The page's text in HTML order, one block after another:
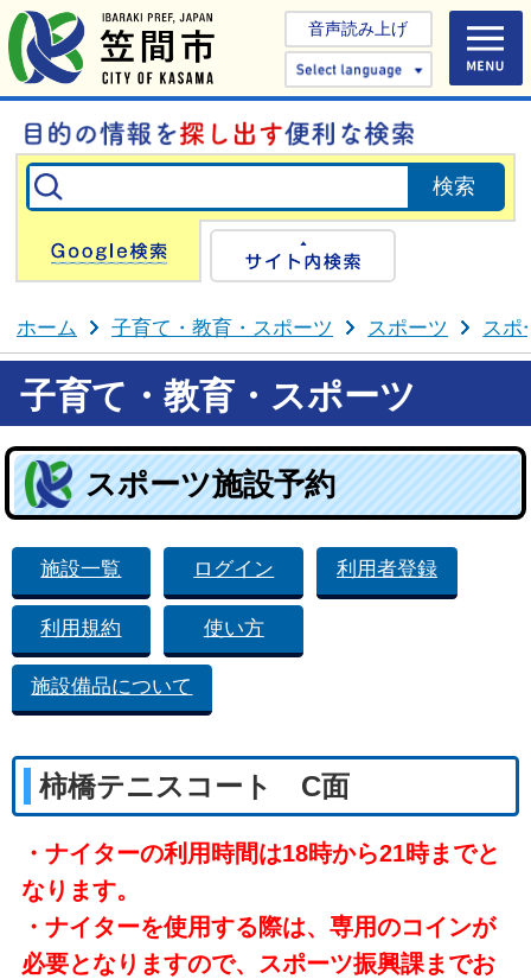
音声読み上げ
Select
Google検索
ホーム 子育て・教育・スポーツ スポーツ スポ
子育て・教育・スポーツ
スポーツ施設予約
施設一覧 ログイン 利用者登録
利用規約 使い方
施設備品について
柿橋テニスコート C面
・ナイターの利用時間は18時から21時までと
なります。
・ナイターを使用する際は、専用のコインが
必要となりますので、スポーツ振興課までお